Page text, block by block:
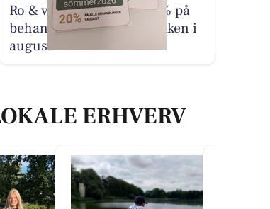
Ro & velvære tilbyder 20% på
behandling for ondt i nakken i
august
ERHVERV